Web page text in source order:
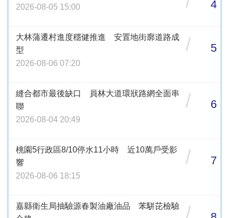
2026-08-05 15:00
4
大林蒲遷村進度穩健推進 安置地街廓道路成
型
2026-08-06 07:20
/ 5
縫合都市最後缺口 員林大道環狀路網全面串
聯
2026-08-04 20:49
/ 6
桃園5行政區8/10停水11小時 近10萬戶受影
響
2026-08-06 18:15
/ 7
嘉縣衛生局抽驗源春製油廠油品 苯駢芘檢驗
/